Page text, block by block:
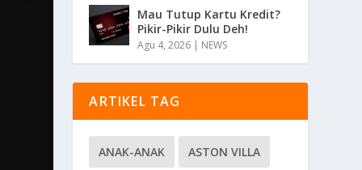
Mau Tutup Kartu Kredit?
Pikir-Pikir Dulu Deh!
Agu 4, 2026 | NEWS
ARTIKEL TAG
ANAK-ANAK ASTON VILLA